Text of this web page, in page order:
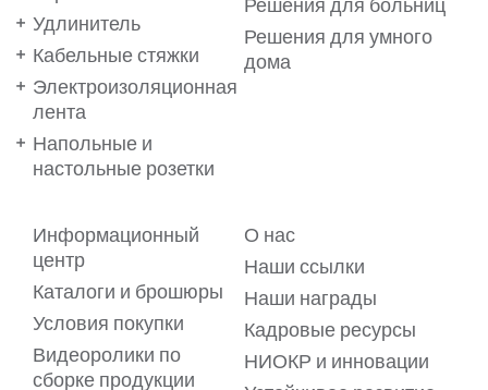
Удлинитель
Кабельные стяжки
Электроизоляционная
лента
Напольные и
настольные розетки
Решения для умного
дома
Информационный
центр
Каталоги и брошюры
Условия покупки
Видеоролики по
сборке продукции
О нас
Наши ссылки
Наши награды
Кадровые ресурсы
НИОКР и инновации
для нас!
Мы используем файлы cookie на нашем веб-сайте, чтобы
обеспечить вам максимальное удобство. Файлы cookie
позволяют предлагать вам услуги в виде
персонализированного контента, адаптированного к
вашим предпочтениям. Для получения подробной
информации ознакомьтесь с нашим
Пояснительным текстом о файлах cookie.